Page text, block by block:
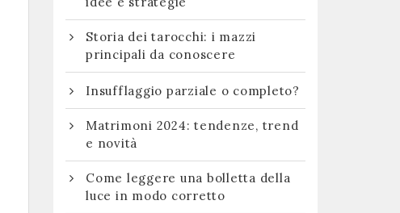
Storia dei tarocchi: i mazzi
principali da conoscere
Insufflaggio parziale o completo?
Matrimoni 2024: tendenze, trend
e novità
Come leggere una bolletta della
luce in modo corretto